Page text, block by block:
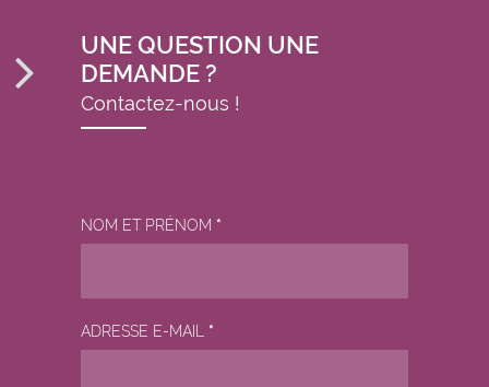
UNE QUESTION UNE
DEMANDE ?
Contactez-nous !
NOM ET PRÉNOM *
ADRESSE E-MAIL *